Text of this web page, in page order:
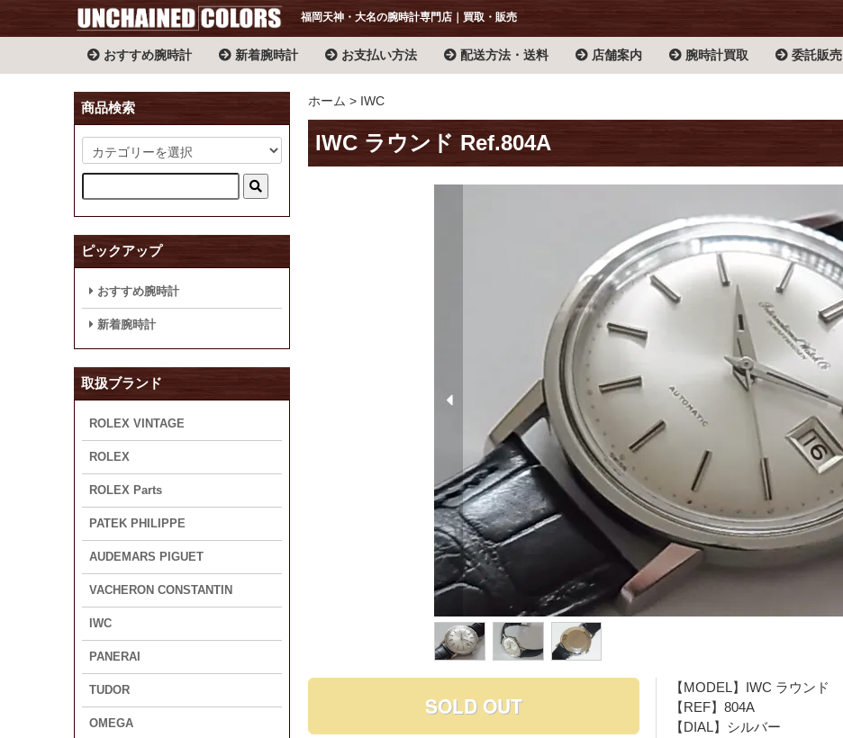
福岡天神・大名の腕時計専門店｜買取・販売
おすすめ腕時計 新着腕時計 お支払い方法 配送方法・送料 店舗案内 腕時計買取 委託販売
ホーム IWC
IWC ラウンド Ref.804A
【MODEL】IWC ラウンド
【REF】804A
【DIAL】シルバー
SOLD OUT
商品検索
ピックアップ
おすすめ腕時計
新着腕時計
取扱ブランド
ROLEX VINTAGE
ROLEX
ROLEX Parts
PATEK PHILIPPE
AUDEMARS PIGUET
VACHERON CONSTANTIN
IWC
PANERAI
TUDOR
OMEGA